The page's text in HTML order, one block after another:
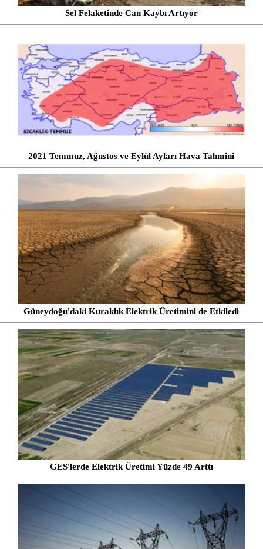
Sel Felaketinde Can Kaybı Artıyor
2021 Temmuz, Ağustos ve Eylül Ayları Hava Tahmini
Güneydoğu'daki Kuraklık Elektrik Üretimini de Etkiledi
GES'lerde Elektrik Üretimi Yüzde 49 Arttı